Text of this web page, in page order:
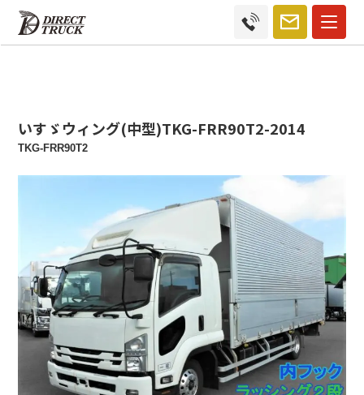
いすゞウィング(中型)TKG-FRR90T2-2014
TKG-FRR90T2